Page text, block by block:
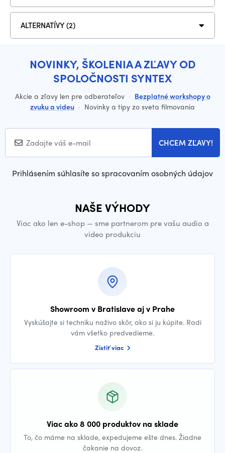
ALTERNATÍVY (2)
NOVINKY, ŠKOLENIA A ZĽAVY OD
SPOLOČNOSTI SYNTEX
Akcie a zľavy len pre odberateľov · Bezplatné workshopy o
zvuku a videu · Novinky a tipy zo sveta filmovania
CHCEM ZĽAVY!
Prihlásením súhlasíte so spracovaním osobných údajov
NAŠE VÝHODY
Viac ako len e-shop — sme partnerom pre vašu audio a
video produkciu
Showroom v Bratislave aj v Prahe
Vyskúšajte si techniku naživo skôr, ako si ju kúpite. Radi
vám všetko predvedieme.
Zistiť viac
Viac ako 8 000 produktov na sklade
To, čo máme na sklade, expedujeme ešte dnes. Žiadne
čakanie na dovoz.